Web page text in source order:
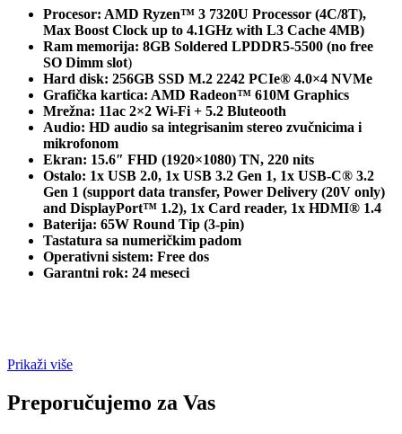
Procesor: AMD Ryzen™ 3 7320U Processor (4C/8T),
Max Boost Clock up to 4.1GHz with L3 Cache 4MB)
Ram memorija: 8GB Soldered LPDDR5-5500 (no free
SO Dimm slot)
Hard disk: 256GB SSD M.2 2242 PCIe® 4.0×4 NVMe
Grafička kartica: AMD Radeon™ 610M Graphics
Mrežna: 11ac 2×2 Wi-Fi + 5.2 Bluteooth
Audio: HD audio sa integrisanim stereo zvučnicima i
mikrofonom
Ekran: 15.6″ FHD (1920×1080) TN, 220 nits
Ostalo: 1x USB 2.0, 1x USB 3.2 Gen 1, 1x USB-C® 3.2
Gen 1 (support data transfer, Power Delivery (20V only)
and DisplayPort™ 1.2), 1x Card reader, 1x HDMI® 1.4
Baterija: 65W Round Tip (3-pin)
Tastatura sa numeričkim padom
Operativni sistem: Free dos
Garantni rok: 24 meseci
Prikaži više
Preporučujemo za Vas